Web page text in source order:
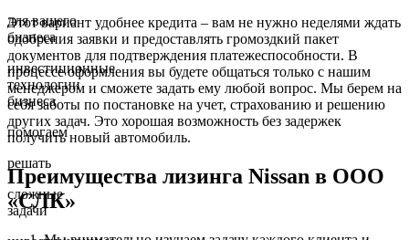
для вашего
бизнеса
инвестиционные
технологии
бизнеса
помогаем
решать
сложные
задачи
Этот вариант удобнее кредита – вам не нужно неделями ждать
одобрения заявки и предоставлять громоздкий пакет
документов для подтверждения платежеспособности. В
процессе оформления вы будете общаться только с нашим
менеджером и сможете задать ему любой вопрос. Мы берем на
себя заботы по постановке на учет, страхованию и решению
других задач. Это хорошая возможность без задержек
получить новый автомобиль.
Преимущества лизинга Nissan в ООО
«СЛК»